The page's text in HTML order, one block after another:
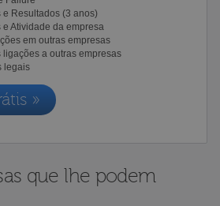
Resultados (3 anos)
e Atividade da empresa
em outras empresas
a outras empresas
legais
»
que lhe podem